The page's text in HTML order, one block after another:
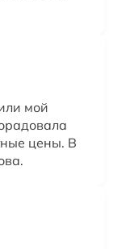
мой
цены. В